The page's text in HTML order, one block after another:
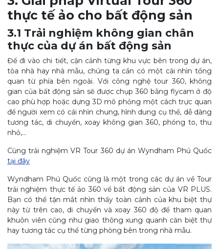
thực tế ảo cho bất động sản
3.1 Trải nghiệm không gian chân
thực của dự án bất động sản
Để đi vào chi tiết, cận cảnh từng khu vực bên trong dự án,
tòa nhà hay nhà mẫu, chúng ta cần có một cái nhìn tổng
quan từ phía bên ngoài. Với công nghệ tour 360, không
gian của bất động sản sẽ được chụp 360 bằng flycam ở độ
cao phù hợp hoặc dựng 3D mô phỏng một cách trực quan
để người xem có cái nhìn chung, hình dung cụ thể, dễ dàng
tương tác, di chuyển, xoay không gian 360, phóng to, thu
nhỏ,…
Cùng trải nghiệm VR Tour 360 dự án Wyndham Phú Quốc
tại đây
Wyndham Phú Quốc cũng là một trong các dự án về Tour
trải nghiệm thực tế ảo 360 về bất động sản của VR PLUS.
Bạn có thể tận mắt nhìn thấy toàn cảnh của khu biệt thự
này từ trên cao, di chuyển và xoay 360 độ để tham quan
khuôn viên cũng như giao thông xung quanh căn biệt thự
hay tương tác cụ thể từng phòng bên trong nhà mẫu.